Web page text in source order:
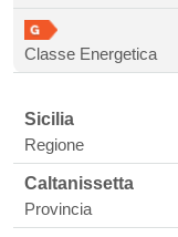
Classe Energetica
Sicilia
Regione
Caltanissetta
Provincia